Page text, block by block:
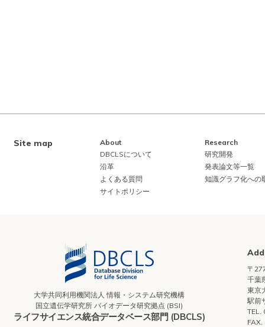
Site map
About
DBCLSについて
沿革
よくある質問
サイトポリシー
Research
研究開発
発表論文等一覧
知識グラフ化への
大学共同利用機関法人 情報・システム研究機構
国立遺伝学研究所 バイオデータ研究拠点 (BSI)
ライフサイエンス統合データベース部門 (DBCLS)
〒
千葉
東京
駅前
TEL.